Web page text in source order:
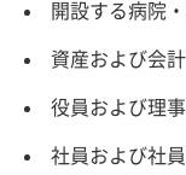
開設する病院
資産および会
役員および理
社員および社